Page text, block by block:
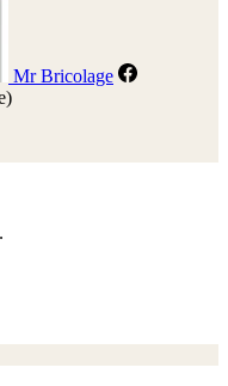
Mr Bricolage